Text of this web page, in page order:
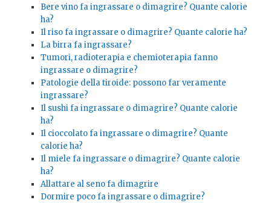
Bere vino fa ingrassare o dimagrire? Quante calorie
ha?
Il riso fa ingrassare o dimagrire? Quante calorie ha?
La birra fa ingrassare?
Tumori, radioterapia e chemioterapia fanno
ingrassare o dimagrire?
Patologie della tiroide: possono far veramente
ingrassare?
Il sushi fa ingrassare o dimagrire? Quante calorie
ha?
Il cioccolato fa ingrassare o dimagrire? Quante
calorie ha?
Il miele fa ingrassare o dimagrire? Quante calorie
ha?
Allattare al seno fa dimagrire
Dormire poco fa ingrassare o dimagrire?